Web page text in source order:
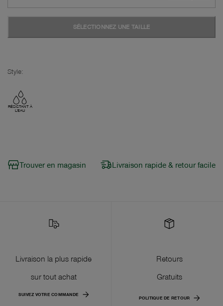
SÉLECTIONNEZ UNE TAILLE
Style:
RÉSISTANT À
L'EAU
Trouver en magasin Livraison rapide & retour facile
Livraison la plus rapide
sur tout achat
SUIVEZ VOTRE COMMANDE
Retours
Gratuits
POLITIQUE DE RETOUR